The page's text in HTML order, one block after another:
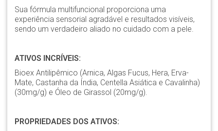
Sua fórmula multifuncional proporciona uma
experiência sensorial agradável e resultados visíveis,
sendo um verdadeiro aliado no cuidado com a pele.
ATIVOS INCRÍVEIS:
Bioex Antilipêmico (Arnica, Algas Fucus, Hera, Erva-
Mate, Castanha da Índia, Centella Asiática e Cavalinha)
(30mg/g) e Óleo de Girassol (20mg/g).
PROPRIEDADES DOS ATIVOS: